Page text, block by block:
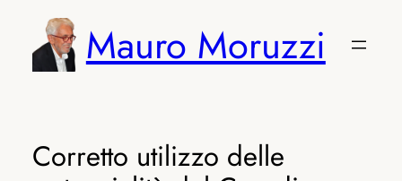
contenuto
Mauro Moruzzi
Corretto utilizzo delle